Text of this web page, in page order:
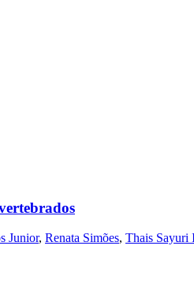
Junior, Renata Simões, Thais Sayuri